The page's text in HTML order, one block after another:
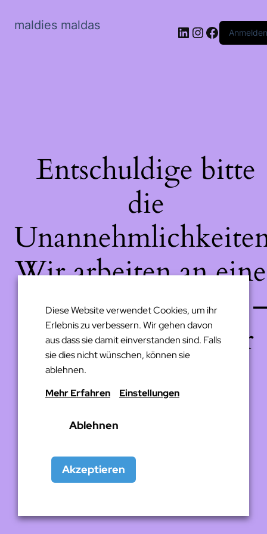
maldies maldas LinkedIn
Instagram
Anmelden
Entschuldige bitte
die
Wir arbeiten an
großartigen Sache
schau bald wieder
Diese Website verwendet Cookies, um ihr
Erlebnis zu verbessern. Wir gehen davon
aus dass sie damit einverstanden sind. Falls
sie dies nicht wünschen, können sie
ablehnen.
Mehr Erfahren
Einstellungen
Ablehnen
Akzeptieren